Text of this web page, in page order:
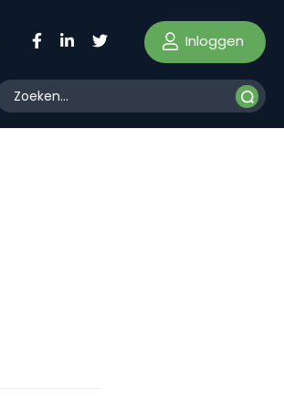
Inloggen